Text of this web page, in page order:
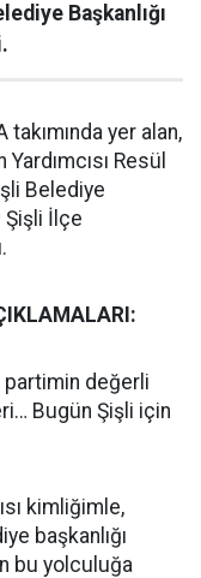
Başkanlığı
takımında yer alan,
Resül
Belediye
Şişli İlçe
partimin değerli
Bugün Şişli için
kimliğimle,
başkanlığı
bu yolculuğa